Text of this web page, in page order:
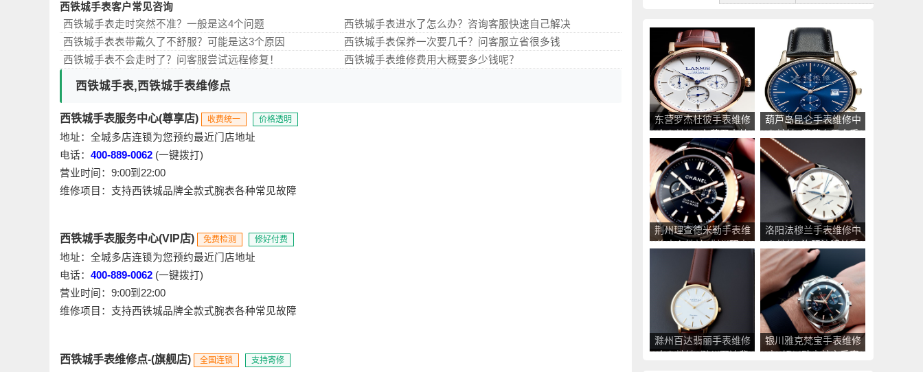
西铁城手表客户常见咨询
西铁城手表走时突然不准？一般是这4个问题
西铁城手表进水了怎么办？咨询客服快速自己解决
西铁城手表表带戴久了不舒服？可能是这3个原因
西铁城手表保养一次要几千？问客服立省很多钱
西铁城手表不会走时了？问客服尝试远程修复！
西铁城手表维修费用大概要多少钱呢？
西铁城手表,西铁城手表维修点
西铁城手表服务中心(尊享店) 收费统一 价格透明
地址：全城多店连锁为您预约最近门店地址
电话： 400-889-0062 (一键拨打)
营业时间：9:00到22:00
维修项目：支持西铁城品牌全款式腕表各种常见故障
西铁城手表服务中心(VIP店) 免费检测 修好付费
地址：全城多店连锁为您预约最近门店地址
电话： 400-889-0062 (一键拨打)
营业时间：9:00到22:00
维修项目：支持西铁城品牌全款式腕表各种常见故障
西铁城手表维修点-(旗舰店) 全国连锁 支持寄修
东营罗杰杜彼手表维修
中心地址_东营罗杰杜
彼手表售后服务点查询
葫芦岛昆仑手表维修中
心地址_葫芦岛昆仑手
表售后服务点查询
荆州理查德米勒手表维
修中心地址_荆州理查
德米勒手表售后服务点
查询
洛阳法穆兰手表维修中
心地址_洛阳法穆兰手
表售后服务点查询
滁州百达翡丽手表维修
中心地址_滁州百达翡
银川雅克梵宝手表维修
点_银川雅克梵宝手表